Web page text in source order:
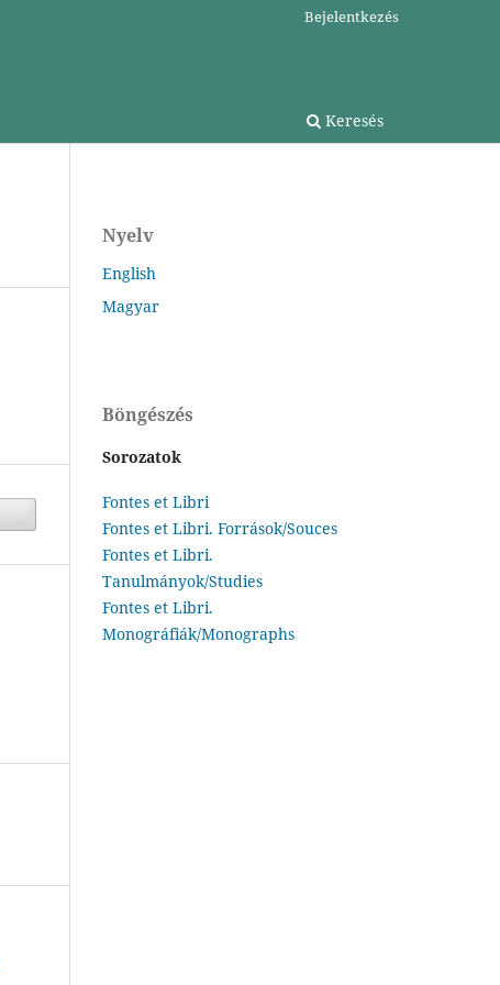
Keresés
Bejelentkezés
Nyelv
English
Magyar
Böngészés
Sorozatok
Fontes et Libri
Fontes et Libri. Források/Souces
Fontes et Libri.
Tanulmányok/Studies
Fontes et Libri.
Monográfiák/Monographs